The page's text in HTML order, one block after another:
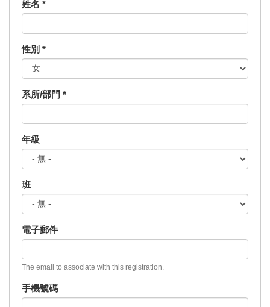
姓名 *
性別 *
系所/部門 *
年級
班
電子郵件
The email to associate with this registration.
手機號碼